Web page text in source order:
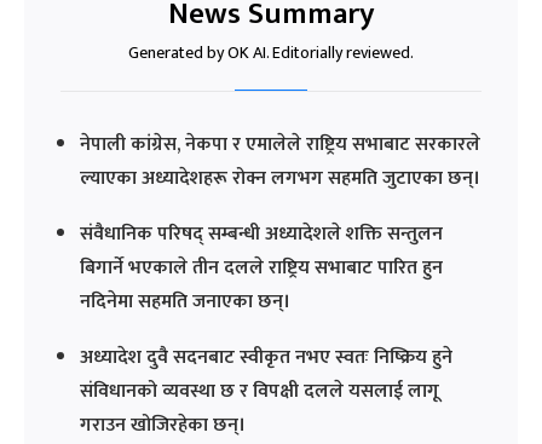
News Summary
Generated by OK AI. Editorially reviewed.
नेपाली कांग्रेस, नेकपा र एमालेले राष्ट्रिय सभाबाट सरकारले
ल्याएका अध्यादेशहरू रोक्न लगभग सहमति जुटाएका छन्।
संवैधानिक परिषद् सम्बन्धी अध्यादेशले शक्ति सन्तुलन
बिगार्ने भएकाले तीन दलले राष्ट्रिय सभाबाट पारित हुन
नदिनेमा सहमति जनाएका छन्।
अध्यादेश दुवै सदनबाट स्वीकृत नभए स्वतः निष्क्रिय हुने
संविधानको व्यवस्था छ र विपक्षी दलले यसलाई लागू
गराउन खोजिरहेका छन्।